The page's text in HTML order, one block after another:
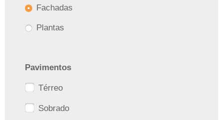
Fachadas
Plantas
Pavimentos
Térreo
Sobrado